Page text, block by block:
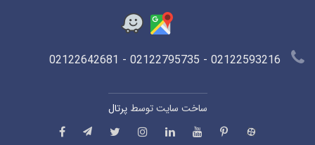
ساخت سایت توسطپرتال